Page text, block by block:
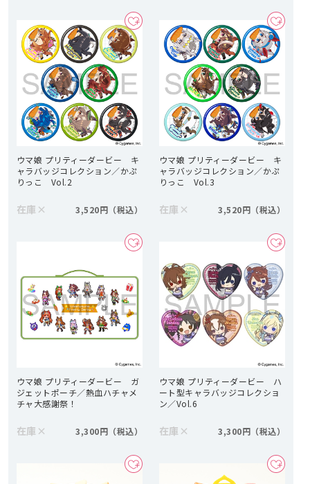
ウマ娘 プリティーダービー キ
ャラバッジコレクション／かぷ
りっこ Vol.2
在庫 × 3,520円
ウマ娘 プリティーダービー キ
ャラバッジコレクション／かぷ
りっこ Vol.3
在庫 × 3,520円
ウマ娘 プリティーダービー ガ
ジェットポーチ／熱血ハチャメ
チャ大感謝祭！
在庫 × 3,300円
ウマ娘 プリティーダービー ハ
ート型キャラバッジコレクショ
ン／Vol.6
在庫 × 3,300円